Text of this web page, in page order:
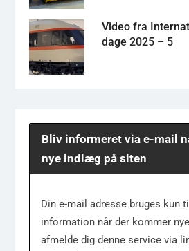
Video fra
dage 2025 – 5
Bliv informeret via e-mail
nye indlæg på siten
Din e-mail adresse bruges kun
information når der kommer
afmelde dig denne service via